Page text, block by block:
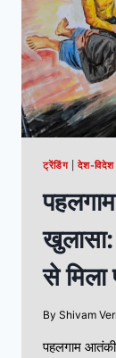
ट्रेंडिंग|देश-विदेश
से
By Shivam
पहलगाम